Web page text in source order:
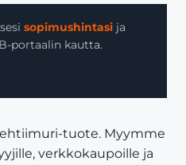
sopimushintasi ja
portaalin kautta.
tuote. Myymme
verkkokaupoille ja